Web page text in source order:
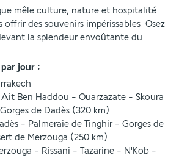
mêle culture, nature et hospitalité
des souvenirs impérissables. Osez
la splendeur envoûtante du
jour :
Ben Haddou - Ouarzazate - Skoura
de Dadès (320 km)
- Palmeraie de Tinghir - Gorges de
de Merzouga (250 km)
- Rissani - Tazarine - N'Kob -